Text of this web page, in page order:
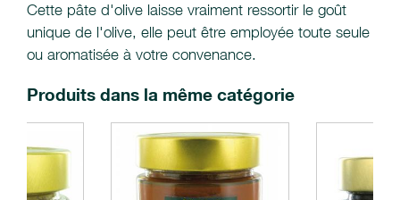
Cette pâte d'olive laisse vraiment ressortir le goût
unique de l'olive, elle peut être employée toute seule
ou aromatisée à votre convenance.
Produits dans la même catégorie